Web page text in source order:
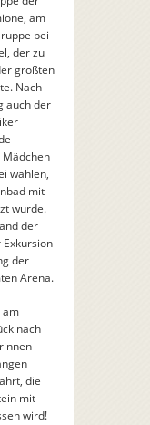
am
bei
der zu
größten
Nach
auch der
wählen,
mit
wurde.
der
der
Arena.
am
nach
die
mit
wird!